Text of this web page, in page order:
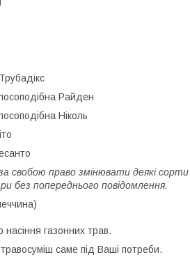
Райден
Ніколь
свобою право змінювати деякі сорти
без попереднього повідомлення.
газонних трав.
саме під Ваші потреби.